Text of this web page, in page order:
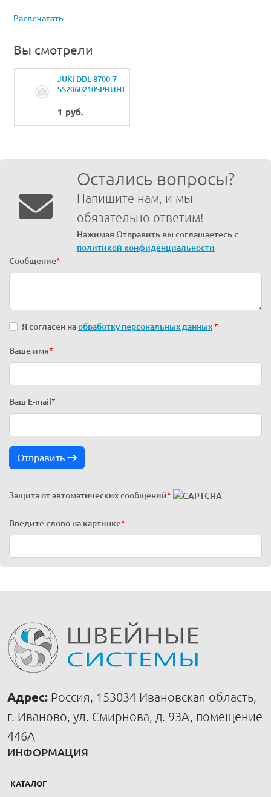
Распечатать
Вы смотрели
JUKI DDL-8700-7
SS2060210SPВИНТ
1 руб.
Остались вопросы?
Напишите нам, и мы
обязательно ответим!
Нажимая Отправить вы соглашаетесь с
политикой конфиденциальности
Сообщение*
Я согласен наобработку персональных данных*
Ваше имя*
Ваш E-mail *
Отправить
Защита от автоматических сообщений*
Введите слово на картинке*
Адрес: Россия, 153034 Ивановская область,
г. Иваново, ул. Смирнова, д. 93А, помещение
446А
ИНФОРМАЦИЯ
КАТАЛОГ